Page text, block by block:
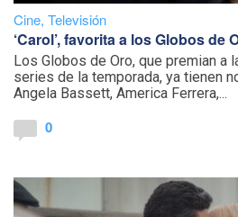
Cine, Televisión
‘Carol’, favorita a los Globos de
Los Globos de Oro, que premian a
series de la temporada, ya tienen
Angela Bassett, America Ferrera,...
0